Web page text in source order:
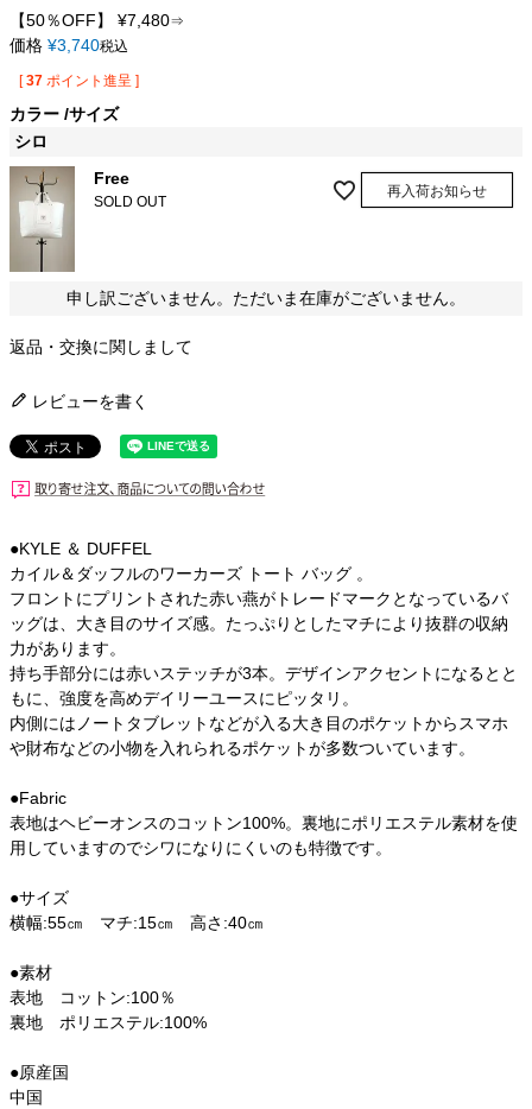
【50％OFF】 ¥7,480⇒
価格 ¥3,740税込
[ 37 ポイント進呈 ]
カラー サイズ
シロ
Free
SOLD OUT
再入荷お知らせ
申し訳ございません。ただいま在庫がございません。
返品・交換に関しまして
レビューを書く
●KYLE ＆ DUFFEL
カイル＆ダッフルのワーカーズ トート バッグ 。
フロントにプリントされた赤い燕がトレードマークとなっているバ
ッグは、大き目のサイズ感。たっぷりとしたマチにより抜群の収納
力があります。
持ち手部分には赤いステッチが3本。デザインアクセントになるとと
もに、強度を高めデイリーユースにピッタリ。
内側にはノートタブレットなどが入る大き目のポケットからスマホ
や財布などの小物を入れられるポケットが多数ついています。
●Fabric
表地はヘビーオンスのコットン100%。裏地にポリエステル素材を使
用していますのでシワになりにくいのも特徴です。
●サイズ
横幅:55㎝ マチ:15㎝ 高さ:40㎝
●素材
表地 コットン:100％
裏地 ポリエステル:100%
●原産国
中国